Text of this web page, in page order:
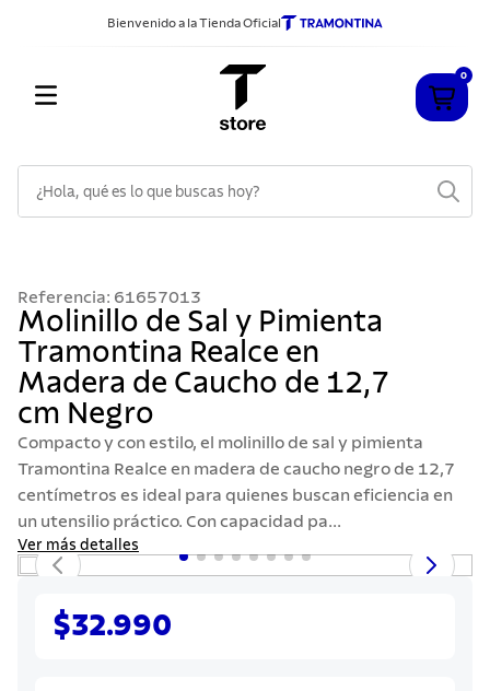
Bienvenido a la Tienda Oficial
0
Referencia: 61657013
Molinillo de Sal y Pimienta
Tramontina Realce en
Madera de Caucho de 12,7
cm Negro
Compacto y con estilo, el molinillo de sal y pimienta
Tramontina Realce en madera de caucho negro de 12,7
centímetros es ideal para quienes buscan eficiencia en
un utensilio práctico. Con capacidad pa...
Ver más detalles
$32.990
2 .
sarten
3.
cubiertos
4.
ollas
5.
acero inoxidable
6.
grano
7.
442
8.
solar
cuchillo
10. termo